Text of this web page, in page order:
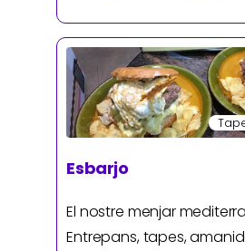
Esbarjo
El nostre menjar
Entrepans, tapes,